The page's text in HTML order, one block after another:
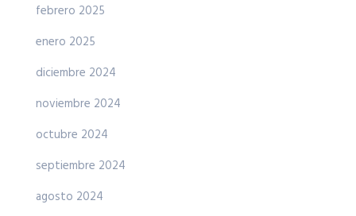
febrero 2025
enero 2025
diciembre 2024
noviembre 2024
octubre 2024
septiembre 2024
agosto 2024